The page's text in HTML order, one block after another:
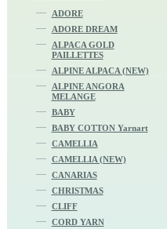
ADORE
ADORE DREAM
ALPACA GOLD
PAILLETTES
ALPINE ALPACA (NEW)
ALPINE ANGORA
MELANGE
BABY
BABY COTTON Yarnart
CAMELLIA
CAMELLIA (NEW)
CANARIAS
CHRISTMAS
CLIFF
CORD YARN